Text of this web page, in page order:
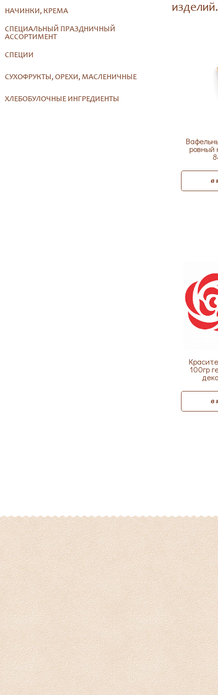
НАЧИНКИ, КРЕМА
СПЕЦИАЛЬНЫЙ ПРАЗДНИЧНЫЙ
АССОРТИМЕНТ
СПЕЦИИ
СУХОФРУКТЫ, ОРЕХИ, МАСЛЕНИЧНЫЕ
ХЛЕБОБУЛОЧНЫЕ ИНГРЕДИЕНТЫ
изделий.
ровный
в
100гр
в